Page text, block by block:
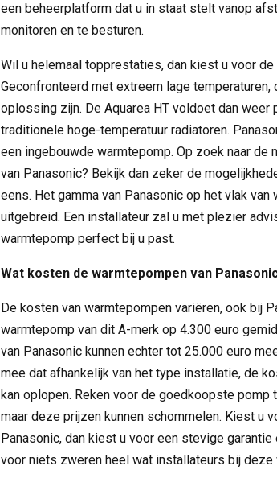
een beheerplatform dat u in staat stelt vanop
monitoren en te besturen.
Wil u helemaal topprestaties, dan kiest u voor
Geconfronteerd met extreem lage temperaturen,
oplossing zijn. De Aquarea HT voldoet dan
traditionele hoge-temperatuur radiatoren.
een ingebouwde warmtepomp. Op zoek naar
van Panasonic? Bekijk dan zeker de
eens. Het gamma van Panasonic op het vlak
uitgebreid. Een installateur zal u met plezier
warmtepomp perfect bij u past.
Wat kosten de warmtepompen van
De kosten van warmtepompen variëren, ook bij
warmtepomp van dit A-merk op 4.300 euro
van Panasonic kunnen echter tot 25.000 euro
mee dat afhankelijk van het type installatie, de
kan oplopen. Reken voor de goedkoopste pomp
maar deze prijzen kunnen schommelen. Kiest u
Panasonic, dan kiest u voor een stevige
voor niets zweren heel wat installateurs bij deze